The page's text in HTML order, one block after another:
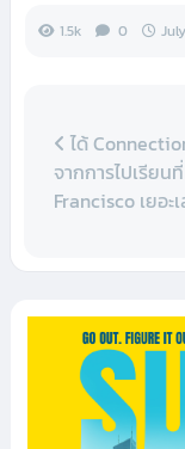
1.5k 0
ได้
จากการไปเรียน
Francisco เยอะ